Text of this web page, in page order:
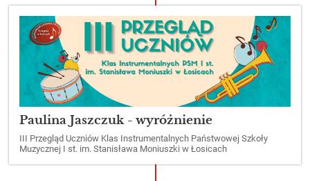
Paulina Jaszczuk - wyróżnienie
III Przegląd Uczniów Klas Instrumentalnych Państwowej Szkoły
Muzycznej I st. im. Stanisława Moniuszki w Łosicach